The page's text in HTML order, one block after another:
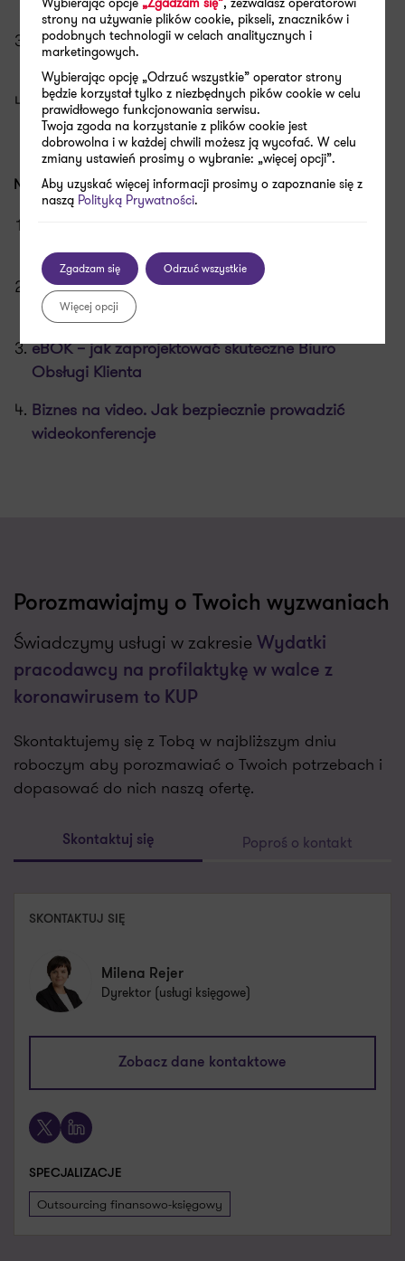
10 przykazań antykryzysowych dla
przedsiębiorców
Łatwiej o dotację w obliczu pandemii
koronawirusa
NARZĘDZIA CYFROWE I BEZPIECZEŃSTWO
produkty cyfrowe w czasie kwarantanny
Badania w e-commerce – lekarstwo na problemy
ze sprzedażą w e-sklepie
eBOK – jak zaprojektować skuteczne Biuro
Obsługi Klienta
Biznes na video. Jak bezpiecznie prowadzić
wideokonferencje
Porozmawiajmy o Twoich wyzwaniach
Świadczymy usługi w zakresie Wydatki
pracodawcy na profilaktykę w walce z
koronawirusem to KUP
Skontaktujemy się z Tobą w najbliższym dniu
roboczym aby porozmawiać o Twoich potrzebach i
dopasować do nich naszą ofertę.
Skontaktuj się Poproś o kontakt
SKONTAKTUJ SIĘ
Milena Rejer
Dyrektor (usługi księgowe)
Zobacz dane kontaktowe
X LinkedIn
SPECJALIZACJE
Outsourcing finansowo-księgowy
strony na używanie plików cookie, pikseli, znaczników i
podobnych technologii w celach analitycznych i
marketingowych.
Wybierając opcję „Odrzuć wszystkie” operator strony
będzie korzystał tylko z niezbędnych pików cookie w celu
prawidłowego funkcjonowania serwisu.
Twoja zgoda na korzystanie z plików cookie jest
dobrowolna i w każdej chwili możesz ją wycofać. W celu
zmiany ustawień prosimy o wybranie: „więcej opcji”.
Aby uzyskać więcej informacji prosimy o zapoznanie się z
naszą Polityką Prywatności.
Zgadzam się Odrzuć wszystkie
Więcej opcji